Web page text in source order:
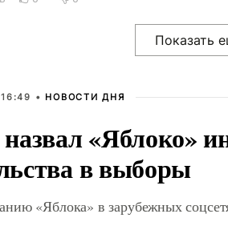
• НОВОСТИ ДНЯ
«Яблоко»
в выборы
«Яблока» в зарубежных